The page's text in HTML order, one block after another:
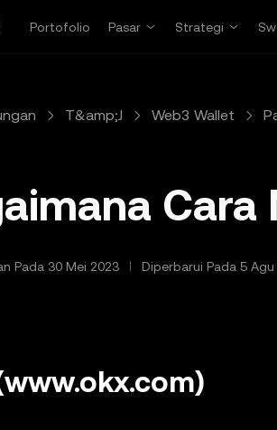
Portofolio
Pasar Strategi
T&amp;J Web3 Wallet
Cara
Pada 30 Mei 2023 Diperbarui Pada 5 Agu